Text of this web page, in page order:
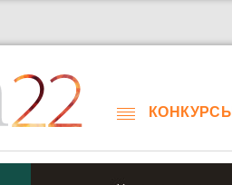
22 КОНКУРСЫ